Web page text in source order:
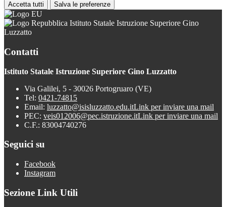
Accetta tutti Salva le preferenze
Istituto Statale Istruzione Superiore Gino
Luzzatto
Contatti
Istituto Statale Istruzione Superiore Gino Luzzatto
Via Galilei, 5 - 30026 Portogruaro (VE)
Tel: 0421-74815
Email: luzzatto@isisluzzatto.edu.itLink per inviare una mail
PEC: veis012006@pec.istruzione.itLink per inviare una mail
C.F.: 83004740276
Seguici su
Facebook
Instagram
Sezione Link Utili